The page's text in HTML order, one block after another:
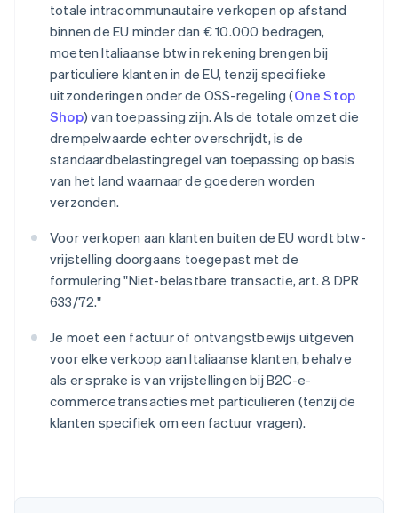
totale intracommunautaire verkopen op afstand
binnen de EU minder dan € 10.000 bedragen,
moeten Italiaanse btw in rekening brengen bij
particuliere klanten in de EU, tenzij specifieke
uitzonderingen onder de OSS-regeling (One Stop
Shop) van toepassing zijn. Als de totale omzet die
drempelwaarde echter overschrijdt, is de
standaardbelastingregel van toepassing op basis
van het land waarnaar de goederen worden
verzonden.
Voor verkopen aan klanten buiten de EU wordt btw-
vrijstelling doorgaans toegepast met de
formulering "Niet-belastbare transactie, art. 8 DPR
633/72."
Je moet een factuur of ontvangstbewijs uitgeven
voor elke verkoop aan Italiaanse klanten, behalve
als er sprake is van vrijstellingen bij B2C-e-
commercetransacties met particulieren (tenzij de
klanten specifiek om een factuur vragen).
België